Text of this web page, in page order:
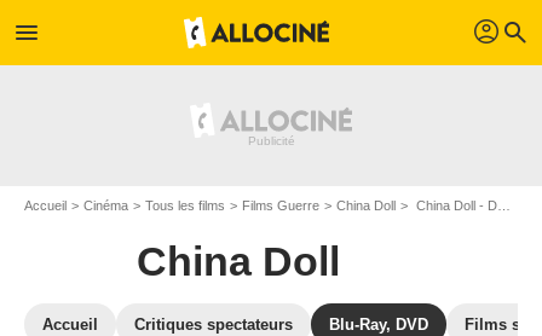
menu profil search
Accueil Cinéma Tous les films Films Guerre China Doll China Doll - DVD Zone 1
China Doll
Accueil Critiques spectateurs Blu-Ray, DVD Films